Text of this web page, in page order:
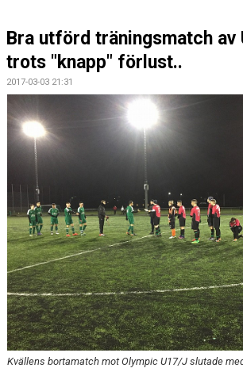
MATCHER
BILDGALLERI
KONTAKT
Bra utförd träningsmatch av
trots "knapp" förlust..
2017-03-03 21:31
Kvällens bortamatch mot Olympic U17/J slutade